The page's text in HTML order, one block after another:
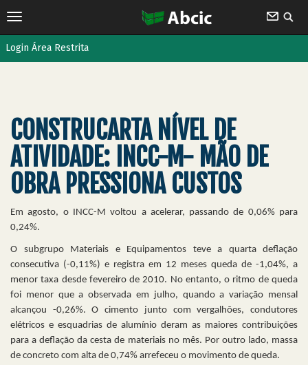
Login Área Restrita
CONSTRUCARTA NÍVEL DE
ATIVIDADE: INCC-M- MÃO DE
OBRA PRESSIONA CUSTOS
Em agosto, o INCC-M voltou a acelerar, passando de 0,06% para
0,24%.
O subgrupo Materiais e Equipamentos teve a quarta deflação
consecutiva (-0,11%) e registra em 12 meses queda de -1,04%, a
menor taxa desde fevereiro de 2010. No entanto, o ritmo de queda
foi menor que a observada em julho, quando a variação mensal
alcançou -0,26%. O cimento junto com vergalhões, condutores
elétricos e esquadrias de alumínio deram as maiores contribuições
para a deflação da cesta de materiais no mês. Por outro lado, massa
de concreto com alta de 0,74% arrefeceu o movimento de queda.